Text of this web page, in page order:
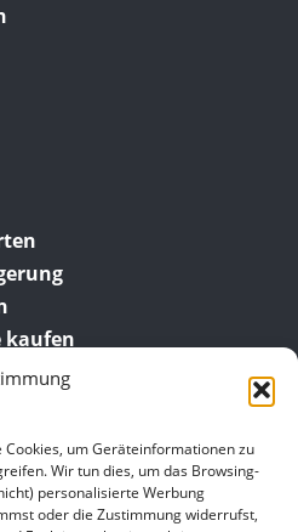
um Geräteinformationen zu
Wir tun dies, um das Browsing-
personalisierte Werbung
oder die Zustimmung widerrufst,
kaufen